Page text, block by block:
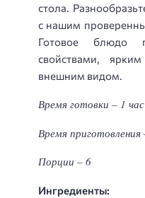
стола.
с нашим
Готовое блюдо
свойствами,
внешним видом.
Время готовки – 1 час
Время
Порции – 6
Ингредиенты: